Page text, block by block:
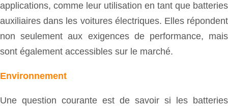
applications, comme leur utilisation en tant que batteries
auxiliaires dans les voitures électriques. Elles répondent
non seulement aux exigences de performance, mais
sont également accessibles sur le marché.
Environnement
Une question courante est de savoir si les batteries